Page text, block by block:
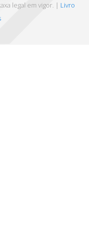
legal em vigor. | Livro